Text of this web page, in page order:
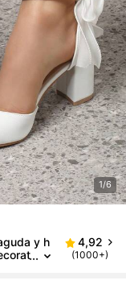
1/6
y h
4,92
(1000+)